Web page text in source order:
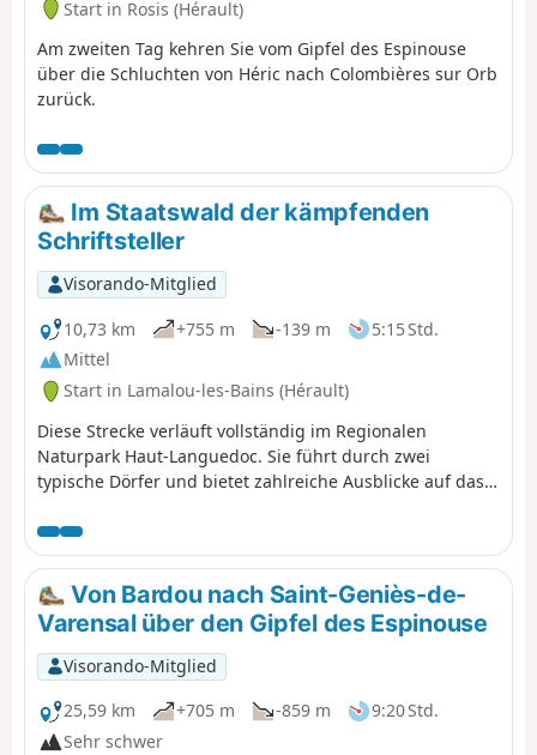
Start in Rosis (Hérault)
Am zweiten Tag kehren Sie vom Gipfel des Espinouse
über die Schluchten von Héric nach Colombières sur Orb
zurück.
Im Staatswald der kämpfenden
Schriftsteller
Visorando-Mitglied
10,73 km
+755 m -139 m
5:15 Std.
Mittel
Start in Lamalou-les-Bains (Hérault)
Diese Strecke verläuft vollständig im Regionalen
Naturpark Haut-Languedoc. Sie führt durch zwei
typische Dörfer und bietet zahlreiche Ausblicke auf das
und das Plateau du Caroux. Charles Péguy, Antoine de
Saint-Exupéry, Paul Nizan (Les chiens de garde), Robert
Desnos und Hunderte andere erwarten uns im
Staatswald der kämpfenden Schriftsteller.
Von Bardou nach Saint-Geniès-de-
Varensal über den Gipfel des Espinouse
Visorando-Mitglied
25,59 km
+705 m -859 m
9:20 Std.
Sehr schwer